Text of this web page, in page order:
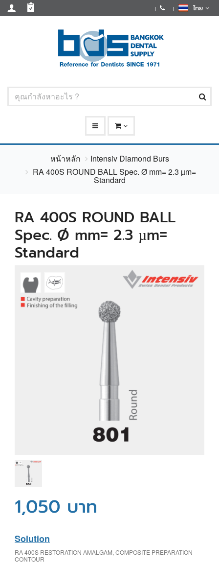
ไทย
หน้าหลัก
Intensiv Diamond Burs
RA 400S ROUND BALL Spec. Ø mm= 2.3 µm=
Standard
RA 400S ROUND BALL
Spec. Ø mm= 2.3 µm=
Standard
1,050 บาท
Solution
RA 400S RESTORATION AMALGAM, COMPOSITE PREPARATION
CONTOUR